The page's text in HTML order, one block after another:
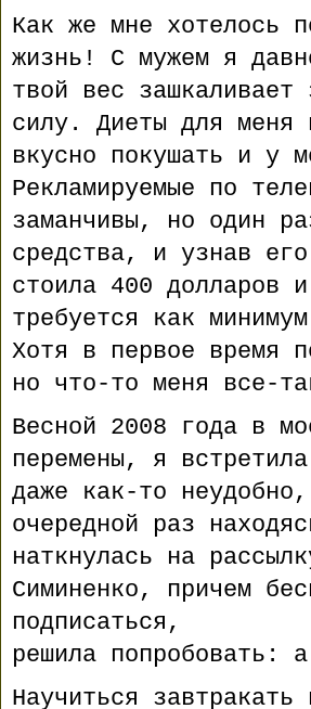
Как же мне хотелось
жизнь! С мужем я
твой вес
силу. Диеты для меня
вкусно покушать и у
Рекламируемые по
заманчивы, но один
средства, и узнав
стоила 400 долларов
требуется как
Хотя в первое время
но что-то меня все-
Весной 2008 года в
перемены, я
даже как-то
очередной раз
наткнулась на
Симиненко, причем
подписаться,
решила попробовать:
Научиться